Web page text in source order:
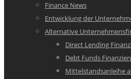
Finance News
Entwicklung der
Alternative
Direct Lending
Debt Funds
Mittelstandsanleihe